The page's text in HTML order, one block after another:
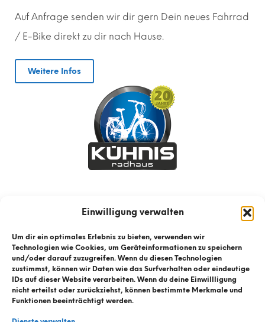
Einwilligung verwalten
Um dir ein optimales Erlebnis zu bieten, verwenden wir
Technologien wie Cookies, um Geräteinformationen zu speichern
und/oder darauf zuzugreifen. Wenn du diesen Technologien
zustimmst, können wir Daten wie das Surfverhalten oder eindeutige
IDs auf dieser Website verarbeiten. Wenn du deine Einwillligung
nicht erteilst oder zurückziehst, können bestimmte Merkmale und
Funktionen beeinträchtigt werden.
Auf Anfrage senden wir dir gern Dein neues Fahrrad
/ E-Bike direkt zu dir nach Hause.
Weitere Infos